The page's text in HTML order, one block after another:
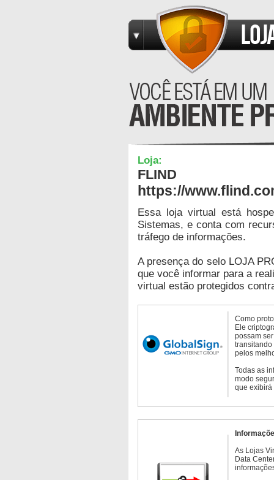
Loja:
FLIND
https://
Essa loja virtual está
Sistemas, e conta com
tráfego de informações.
A presença do selo LOJA
que você informar para a
virtual estão protegidos
Como
Ele
possam
transitando
pelos
Todas as
modo
que exibirá
As Lojas
Data